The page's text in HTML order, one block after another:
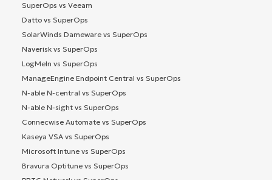
SuperOps vs Veeam
Datto vs SuperOps
SolarWinds Dameware vs SuperOps
Naverisk vs SuperOps
LogMeIn vs SuperOps
ManageEngine Endpoint Central vs SuperOps
N-able N-central vs SuperOps
N-able N-sight vs SuperOps
Connecwise Automate vs SuperOps
Kaseya VSA vs SuperOps
Microsoft Intune vs SuperOps
Bravura Optitune vs SuperOps